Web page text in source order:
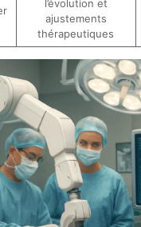
l’évolution et
ajustements
thérapeutiques